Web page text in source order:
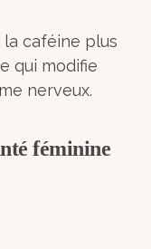
caféine plus
qui modifie
nerveux.
féminine